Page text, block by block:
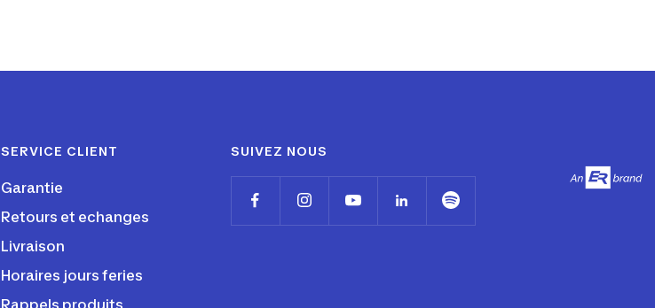
SERVICE CLIENT
Garantie
Retours et echanges
Livraison
Horaires jours feries
Rappels produits
SUIVEZ NOUS